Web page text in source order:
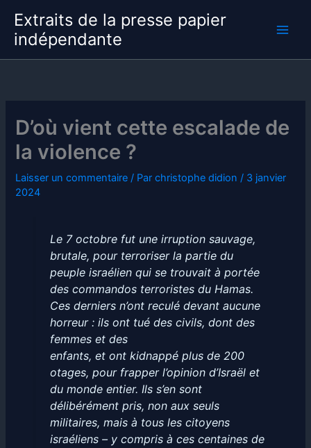
contenu
Extraits de la presse papier
indépendante
D’où vient cette escalade de
la violence ?
Laisser un commentaire / Parchristophe didion / 3 janvier
2024
Le 7 octobre fut une irruption sauvage,
brutale, pour terroriser la partie du
peuple israélien qui se trouvait à portée
des commandos terroristes du Hamas.
Ces derniers n’ont reculé devant aucune
horreur : ils ont tué des civils, dont des
femmes et des
enfants, et ont kidnappé plus de 200
otages, pour frapper l’opinion d’Israël et
du monde entier. Ils s’en sont
délibérément pris, non aux seuls
militaires, mais à tous les citoyens
israéliens – y compris à ces centaines de